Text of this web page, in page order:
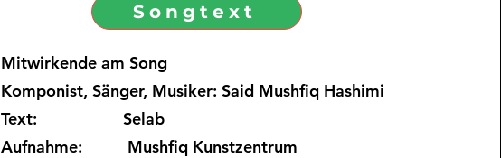
Songtext
Mitwirkende am Song
Komponist, Sänger, Musiker: Said Mushfiq Hashimi
Text: Selab
Aufnahme: Mushfiq Kunstzentrum